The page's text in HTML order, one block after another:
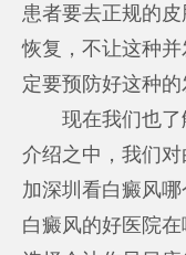
患者要去正规的
恢复，不让这种
定要预防好这种的
现在我们也了
介绍之中，我们
加深圳看白癜风
白癜风的好医院